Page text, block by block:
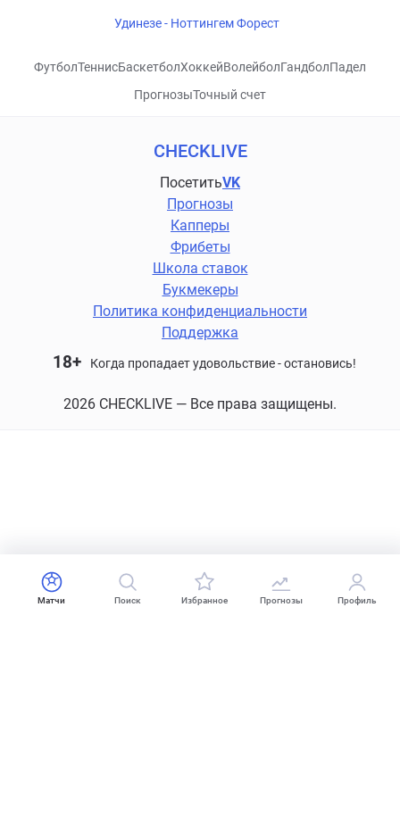
Удинезе - Ноттингем Форест
ФутболТеннисБаскетболХоккейВолейболГандболПадел
ПрогнозыТочный счет
CHECKLIVE
ПосетитьVK
Прогнозы
Капперы
Фрибеты
Школа ставок
Букмекеры
Политика конфиденциальности
Поддержка
18+ Когда пропадает удовольствие - остановись!
2026 CHECKLIVE — Все права защищены.
Матчи Поиск Избранное Прогнозы Профиль